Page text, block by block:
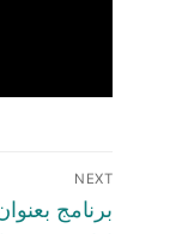
NEXT
برنامج